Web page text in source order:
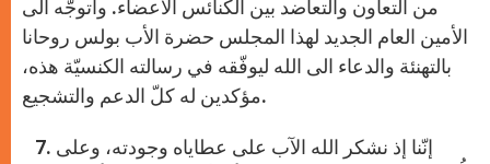
من التعاون والتعاضد بين الكنائس الأعضاء. وأتوجّه الى
الأمين العام الجديد لهذا المجلس حضرة الأب بولس روحانا
بالتهنئة والدعاء الى الله ليوفّقه في رسالته الكنسيّة هذه،
مؤكدين له كلّ الدعم والتشجيع.
7. إنّنا إذ نشكر الله الآب على عطاياه وجودته، وعلى